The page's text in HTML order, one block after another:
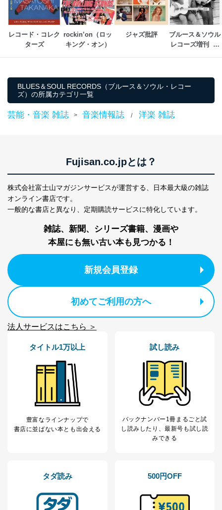
レコード・コレク
ターズ
rockin’on（ロッ
キング・オン）
ジャズ批評
ブルース＆ソウル
レコーズ増刊  伝
BLUES＆SOUL RECORDS（ブルース＆ソウル・レコー
ズ）の所属カテゴリ一覧
芸能・音楽 雑誌 > 音楽情報誌 / 洋楽 雑誌
Fujisan.co.jpとは？
株式会社富士山マガジンサービスが運営する、
日本最大級の雑誌
オンライン書店です。
一般的な書店と異なり、 定期購読サービスに特化しています。
雑誌、新聞、シリーズ書籍、漫画や
本屋にも無い古い本も見つかる！
新規会員登録
初めてご利用の方へ
法人サービスはこちら ＞
タイトル1万以上
豊富なラインナップで
書店に並ばない本とも出会える
試し読み
バックナンバー1冊まるごと試
し読み したり、最新号も試し読
みできる
タダ読み 500円OFF